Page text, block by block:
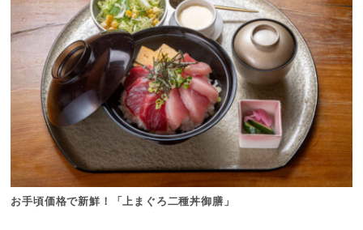
お手頃価格で新鮮！「上まぐろ二種丼御膳」